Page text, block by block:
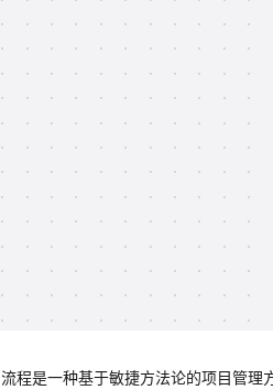
程是一种基于敏捷方法论的项目管